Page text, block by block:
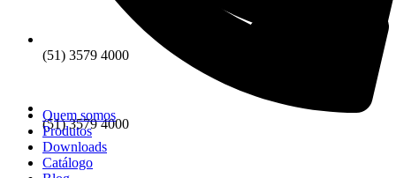
(51) 3579 4000
(51) 3579 4000
Quem somos
Produtos
Downloads
Catálogo